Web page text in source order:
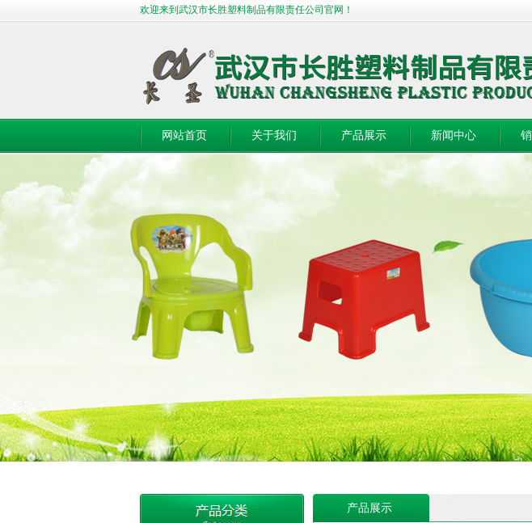
欢迎来到武汉市长胜塑料制品有限责任公司官网！
网站首页 关于我们 产品展示 新闻中心
产品展示